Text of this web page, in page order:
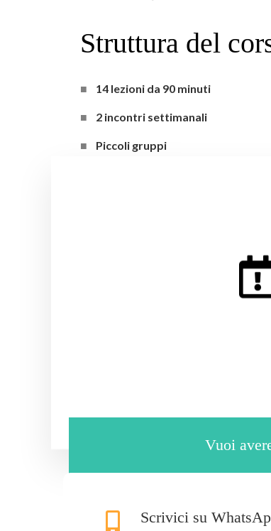
Struttura del
14 lezioni da 90 minuti
2 incontri settimanali
Piccoli gruppi
Vuoi
Scrivici su